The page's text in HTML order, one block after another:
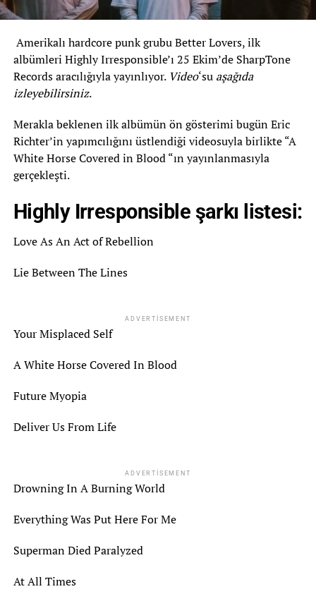
Amerikalı hardcore punk grubu Better Lovers, ilk
albümleri Highly Irresponsible’ı 25 Ekim’de SharpTone
Records aracılığıyla yayınlıyor. Video‘su aşağıda
izleyebilirsiniz.
Merakla beklenen ilk albümün ön gösterimi bugün Eric
Richter’in yapımcılığını üstlendiği videosuyla birlikte “A
White Horse Covered in Blood “ın yayınlanmasıyla
gerçekleşti.
Highly Irresponsible şarkı listesi:
Love As An Act of Rebellion
Lie Between The Lines
ADVERTISEMENT
Your Misplaced Self
A White Horse Covered In Blood
Future Myopia
Deliver Us From Life
ADVERTISEMENT
Drowning In A Burning World
Everything Was Put Here For Me
Superman Died Paralyzed
At All Times